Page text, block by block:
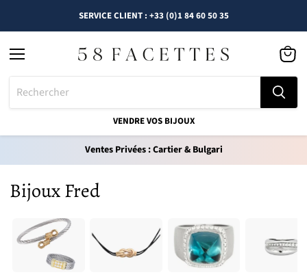
SERVICE CLIENT : +33 (0)1 84 60 50 35
VENDRE VOS BIJOUX
le
panier
Ventes Privées : Cartier & Bulgari
Bijoux Fred